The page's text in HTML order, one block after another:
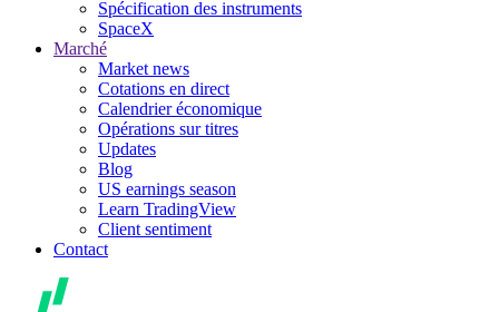
Spécification des instruments
SpaceX
Marché
Market news
Cotations en direct
Calendrier économique
Opérations sur titres
Updates
Blog
US earnings season
Learn TradingView
Client sentiment
Contact